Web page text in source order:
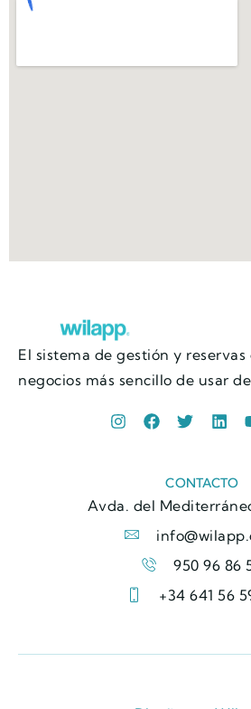
El sistema de gestión y
negocios más sencillo de usar
CONTACTO
Avda. del
950 96 86
+34 641 56